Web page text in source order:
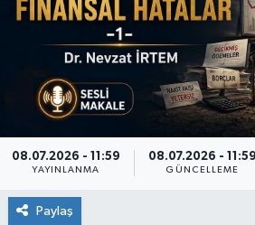
08.07.2026 - 11:59
YAYINLANMA
08.07.2026 - 11:59
GÜNCELLEME
Paylaş
Güncel
Gündem
İlim & İrfan
Kültür & Sanat